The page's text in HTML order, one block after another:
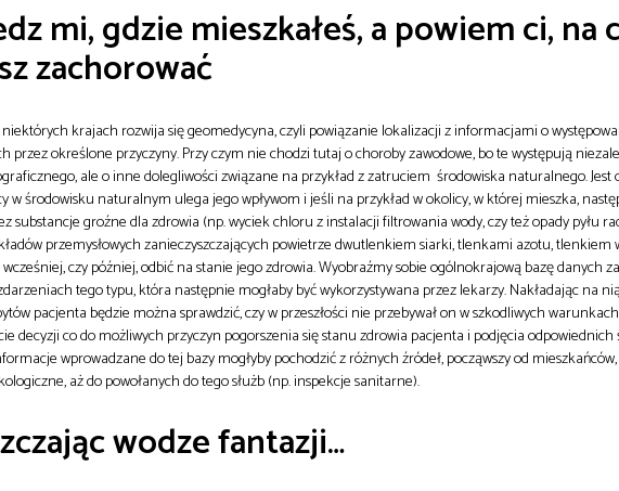
mi, gdzie mieszkałeś, a powiem ci, na
zachorować
niektórych krajach rozwija się geomedycyna, czyli powiązanie lokalizacji z informacjami o
przez określone przyczyny. Przy czym nie chodzi tutaj o choroby zawodowe, bo te występują
ale o inne dolegliwości związane na przykład z zatruciem środowiska naturalnego. Jest
w środowisku naturalnym ulega jego wpływom i jeśli na przykład w okolicy, w której mieszka,
substancje groźne dla zdrowia (np. wyciek chloru z instalacji filtrowania wody, czy też opady pyłu
przemysłowych zanieczyszczających powietrze dwutlenkiem siarki, tlenkami azotu, tlenkiem
czy później, odbić na stanie jego zdrowia. Wyobraźmy sobie ogólnokrajową bazę danych
tego typu, która następnie mogłaby być wykorzystywana przez lekarzy. Nakładając na
pacjenta będzie można sprawdzić, czy w przeszłości nie przebywał on w szkodliwych
decyzji co do możliwych przyczyn pogorszenia się stanu zdrowia pacjenta i podjęcia
wprowadzane do tej bazy mogłyby pochodzić z różnych źródeł, począwszy od
aż do powołanych do tego służb (np. inspekcje sanitarne).
wodze fantazji…